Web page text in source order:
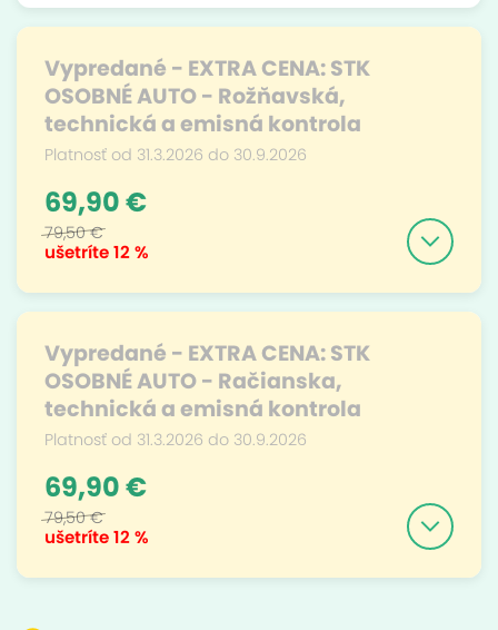
Vypredané - EXTRA CENA: STK
OSOBNÉ AUTO - Rožňavská,
technická a emisná kontrola
Platnosť od 31.3.2026 do 30.9.2026
ušetríte12 %
69,90 €
79,50 €
Vypredané - EXTRA CENA: STK
OSOBNÉ AUTO - Račianska,
technická a emisná kontrola
Platnosť od 31.3.2026 do 30.9.2026
ušetríte12 %
69,90 €
79,50 €